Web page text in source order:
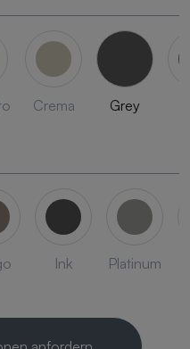
Crema Grey
Ink Platinum